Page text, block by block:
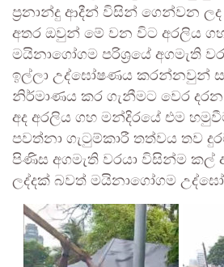
ප්‍රනාන්දු ආදීන් විසින් ගෙන්වන
අතර ඔවුන් මේ වන විට අරලිය
මයිනාගෝගම පරිශ්‍රයේ අගමැති
ඉල්ලා උද්ඝෝෂණය කරන්නවුන්
නිර්මාණය කර ගැනීමට වෙර
අද අරලිය ගහ මන්දිරයේ එම
පවත්නා ගැටුම්කාරී තත්වය තව
පිණිස අගමැති වරයා විසින්ම කල්
ලද්දක් බවත් මයිනාගෝගම